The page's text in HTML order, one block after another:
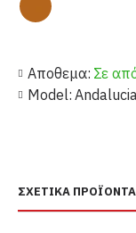
Αποθεμα: Σε
Model:
ΣΧΕΤΙΚΆ ΠΡΟΪΌΝΤΑ